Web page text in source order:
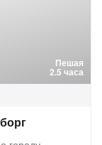
Пешая
2.5 часа